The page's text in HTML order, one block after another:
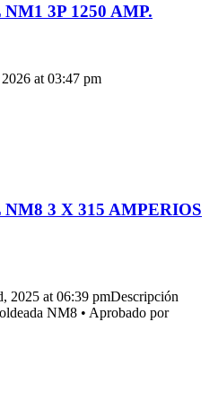
3P 1250 AMP.
at 03:47 pm
3 X 315 AMPERIOS
2025 at 06:39 pmDescripción
NM8 • Aprobado por